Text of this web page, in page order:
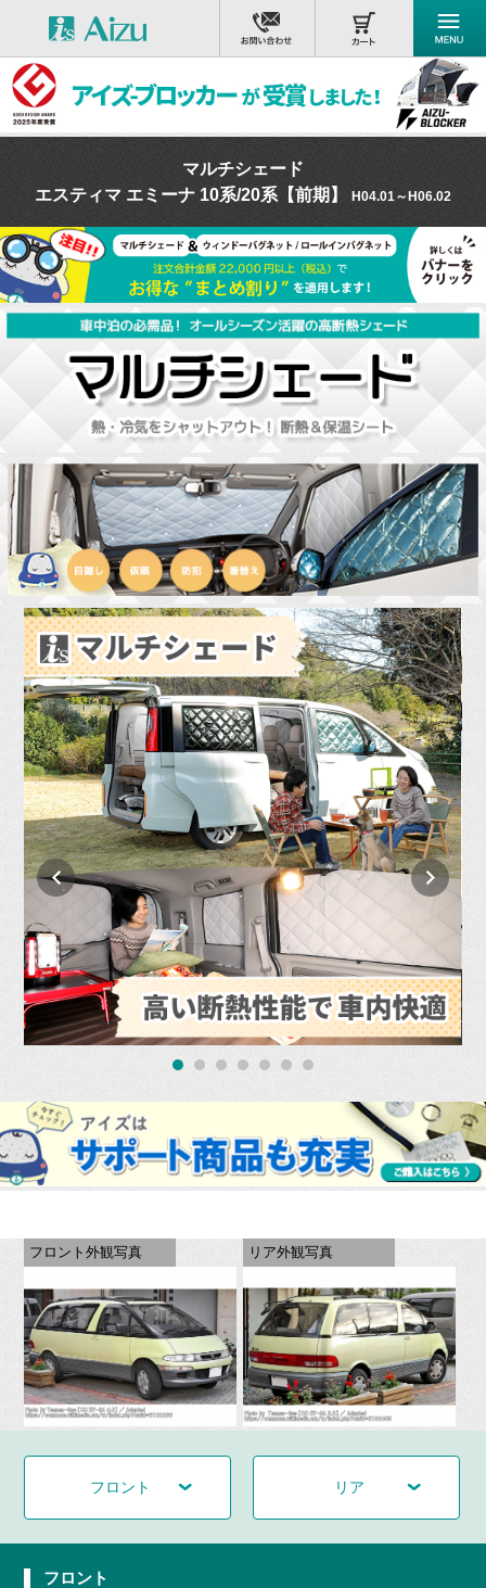
マルチシェード
エスティマ エミーナ 10系/20系【前期】
H04.01～H06.02
フロント外観写真 リア外観写真
フロント リア
フロント